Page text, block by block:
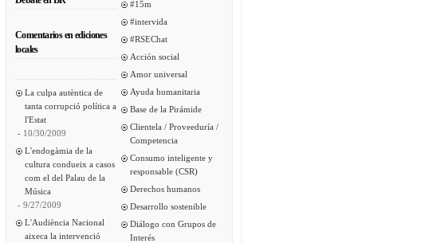
Comentarios en ediciones
locales
La culpa autèntica de
tanta corrupció política a
l'Estat
- 10/30/2009
L'endogàmia de la
cultura condueix a casos
com el del Palau de la
Música
- 9/27/2009
L'Audiència Nacional
aixeca la intervenció
#15m
#intervida
#RSEChat
Acción social
Amor universal
Ayuda humanitaria
Base de la Pirámide
Clientela / Proveeduría /
Competencia
Consumo inteligente y
responsable (CSR)
Derechos humanos
Desarrollo sostenible
Diálogo con Grupos de
Interés